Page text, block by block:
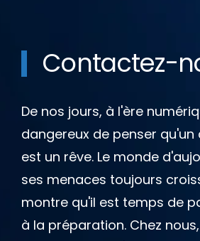
Contactez-
De nos jours, à l'ère
dangereux de penser qu'un
est un rêve. Le monde
ses menaces toujours
montre qu'il est temps de
à la préparation. Chez